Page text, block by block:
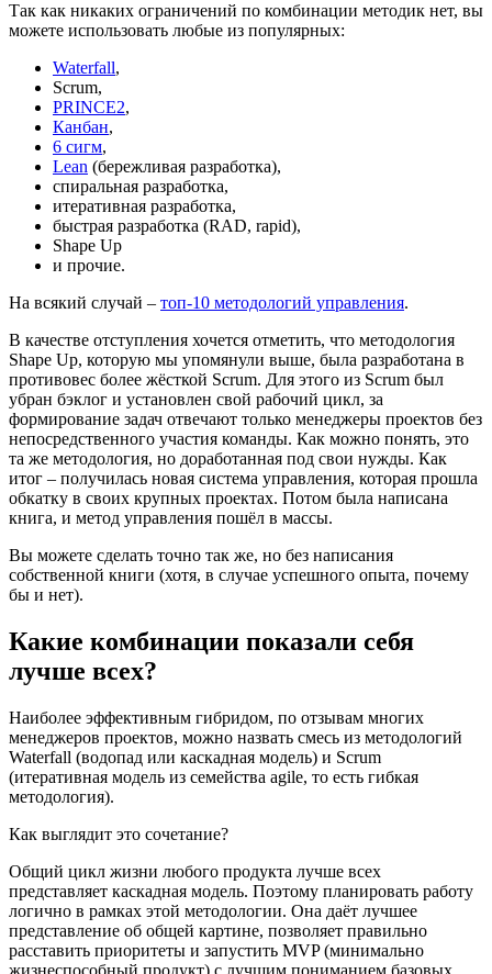
Так как никаких ограничений по комбинации методик нет, вы
можете использовать любые из популярных:
Waterfall,
Scrum,
PRINCE2,
Канбан,
6 сигм,
Lean (бережливая разработка),
спиральная разработка,
итеративная разработка,
быстрая разработка (RAD, rapid),
Shape Up
и прочие.
На всякий случай – топ-10 методологий управления.
В качестве отступления хочется отметить, что методология
Shape Up, которую мы упомянули выше, была разработана в
противовес более жёсткой Scrum. Для этого из Scrum был
убран бэклог и установлен свой рабочий цикл, за
формирование задач отвечают только менеджеры проектов без
непосредственного участия команды. Как можно понять, это
та же методология, но доработанная под свои нужды. Как
итог – получилась новая система управления, которая прошла
обкатку в своих крупных проектах. Потом была написана
книга, и метод управления пошёл в массы.
Вы можете сделать точно так же, но без написания
собственной книги (хотя, в случае успешного опыта, почему
бы и нет).
Какие комбинации показали себя
лучше всех?
Наиболее эффективным гибридом, по отзывам многих
менеджеров проектов, можно назвать смесь из методологий
Waterfall (водопад или каскадная модель) и Scrum
(итеративная модель из семейства agile, то есть гибкая
методология).
Как выглядит это сочетание?
Общий цикл жизни любого продукта лучше всех
представляет каскадная модель. Поэтому планировать работу
логично в рамках этой методологии. Она даёт лучшее
представление об общей картине, позволяет правильно
расставить приоритеты и запустить MVP (минимально
жизнеспособный продукт) с лучшим пониманием базовых